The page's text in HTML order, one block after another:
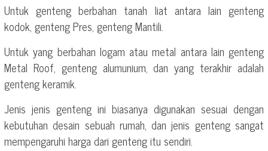
Untuk genteng berbahan tanah liat antara lain genteng
kodok, genteng Pres, genteng Mantili.
Untuk yang berbahan logam atau metal antara lain genteng
Metal Roof, genteng alumunium, dan yang terakhir adalah
genteng keramik.
Jenis jenis genteng ini biasanya digunakan sesuai dengan
kebutuhan desain sebuah rumah, dan jenis genteng sangat
mempengaruhi harga dari genteng itu sendiri.